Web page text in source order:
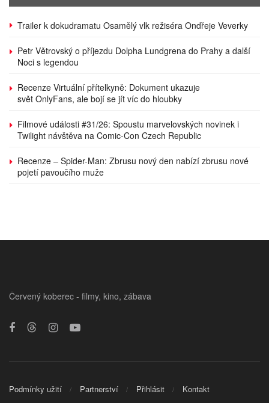
Trailer k dokudramatu Osamělý vlk režiséra Ondřeje Veverky
Petr Větrovský o příjezdu Dolpha Lundgrena do Prahy a další
Noci s legendou
Recenze Virtuální přítelkyně: Dokument ukazuje
svět OnlyFans, ale bojí se jít víc do hloubky
Filmové události #31/26: Spoustu marvelovských novinek i
Twilight návštěva na Comic-Con Czech Republic
Recenze – Spider-Man: Zbrusu nový den nabízí zbrusu nové
pojetí pavoučího muže
Červený koberec - filmy, kino, zábava
Podmínky užití Partnerství Přihlásit Kontakt